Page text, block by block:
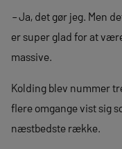
–Ja, det gør jeg. Men
er super glad for at
massive.
Kolding blev nummer
flere omgange vist sig
næstbedste række.